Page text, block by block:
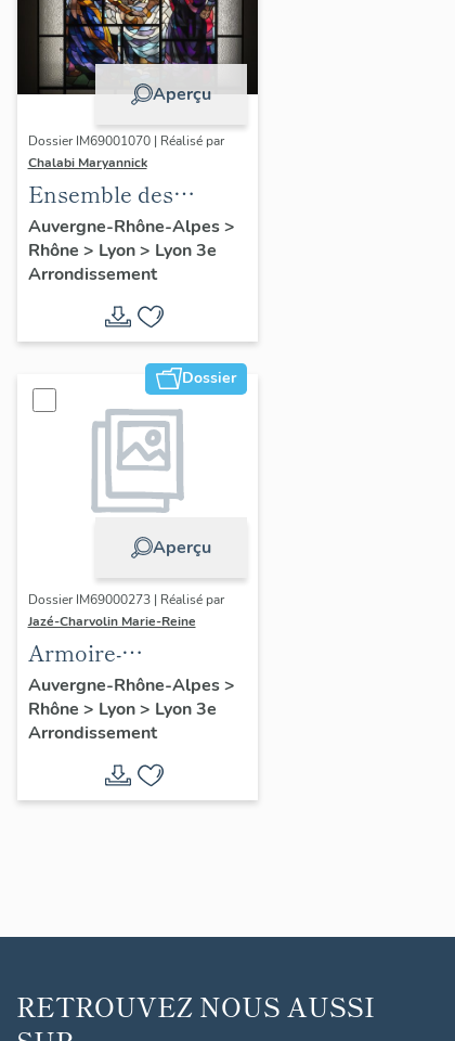
Aperçu
Dossier IM69001070 | Réalisé par
Chalabi Maryannick
Ensemble des
verrières
Auvergne-Rhône-Alpes>
Rhône > Lyon> Lyon 3e
Arrondissement
Dossier
Aperçu
Dossier IM69000273 | Réalisé par
Jazé-Charvolin Marie-Reine
Armoire-
bibliothèque
Auvergne-Rhône-Alpes>
Rhône > Lyon> Lyon 3e
Arrondissement
RETROUVEZ NOUS AUSSI